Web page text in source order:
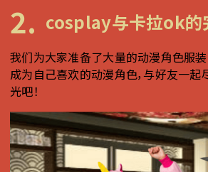
2. cosplay与卡拉ok的
我们为大家准备了大量的动漫角色服
成为自己喜欢的动漫角色，与好友一
光吧！